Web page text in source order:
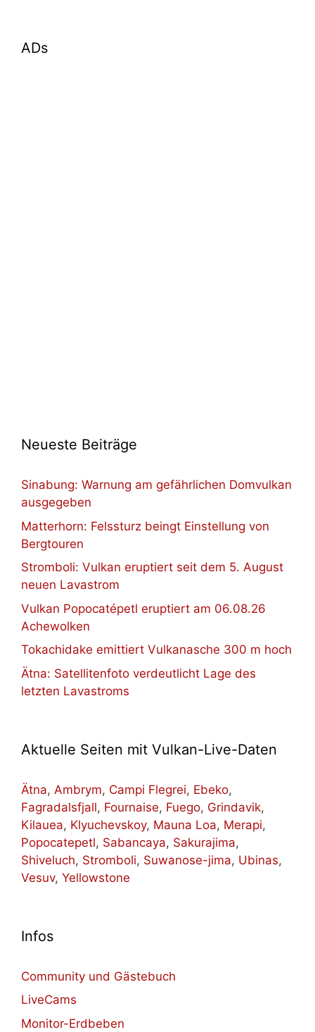
ADs
Neueste Beiträge
Sinabung: Warnung am gefährlichen Domvulkan
ausgegeben
Matterhorn: Felssturz beingt Einstellung von
Bergtouren
Stromboli: Vulkan eruptiert seit dem 5. August
neuen Lavastrom
Vulkan Popocatépetl eruptiert am 06.08.26
Achewolken
Tokachidake emittiert Vulkanasche 300 m hoch
Ätna: Satellitenfoto verdeutlicht Lage des
letzten Lavastroms
Aktuelle Seiten mit Vulkan-Live-Daten
Ätna, Ambrym, Campi Flegrei, Ebeko,
Fagradalsfjall, Fournaise, Fuego, Grindavik,
Kilauea, Klyuchevskoy, Mauna Loa, Merapi,
Popocatepetl, Sabancaya, Sakurajima,
Shiveluch, Stromboli, Suwanose-jima, Ubinas,
Vesuv, Yellowstone
Infos
Community und Gästebuch
LiveCams
Monitor-Erdbeben